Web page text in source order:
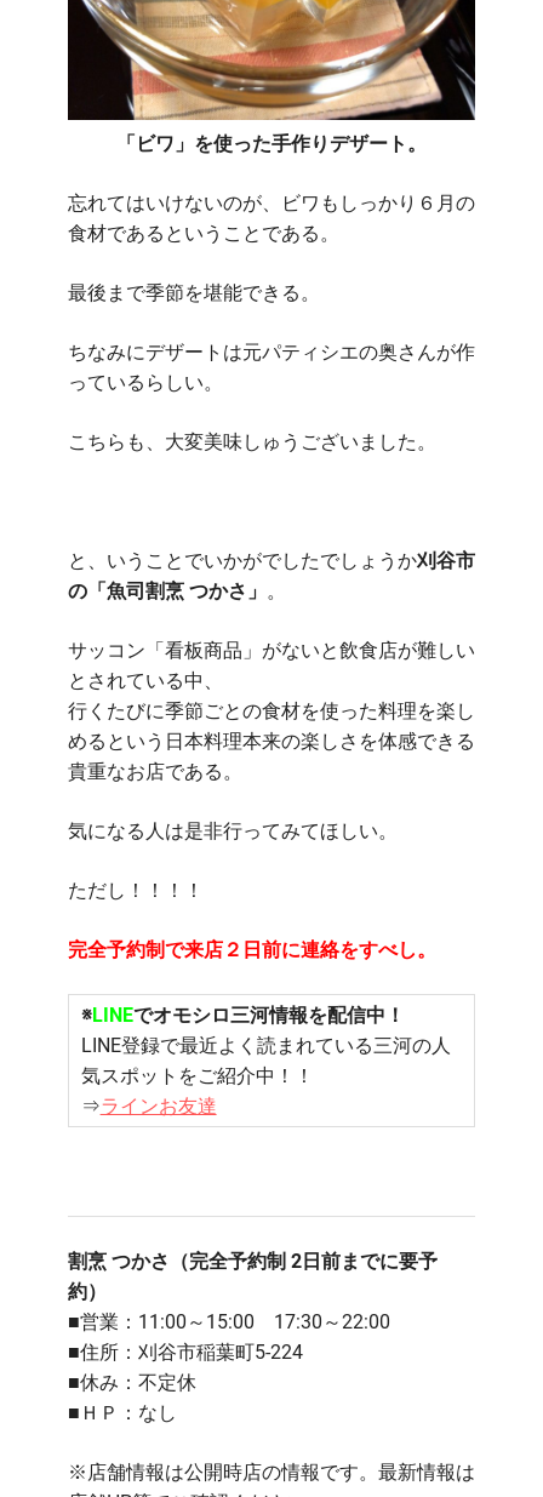
「ビワ」を使った手作りデザート。
忘れてはいけないのが、ビワもしっかり６月の
食材であるということである。
最後まで季節を堪能できる。
ちなみにデザートは元パティシエの奥さんが作
っているらしい。
こちらも、大変美味しゅうございました。
と、いうことでいかがでしたでしょうか刈谷市
の「魚司割烹 つかさ」 。
サッコン「看板商品」がないと飲食店が難しい
とされている中、
行くたびに季節ごとの食材を使った料理を楽し
めるという日本料理本来の楽しさを体感できる
貴重なお店である。
気になる人は是非行ってみてほしい。
ただし！！！！
完全予約制で来店２日前に連絡をすべし。
※LINEでオモシロ三河情報を配信中！
LINE登録で最近よく読まれている三河の人
気スポットをご紹介中！！
⇒ラインお友達
割烹 つかさ（完全予約制 2日前までに要予
約）
■営業：11:00～15:00 17:30～22:00
■住所： 刈谷市稲葉町5-224
■休み：不定休
■ＨＰ：なし
※店舗情報は公開時店の情報です。最新情報は